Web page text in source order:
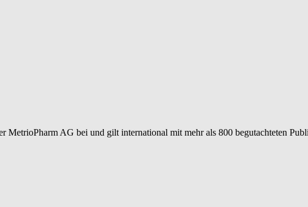
AG bei und gilt international mit mehr als 800 begutachteten